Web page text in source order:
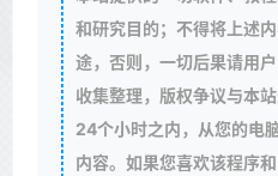
和研究目的；不得将上述
途，否则，一切后果请用
收集整理，版权争议与本
24个小时之内，从您的电
内容。如果您喜欢该程序